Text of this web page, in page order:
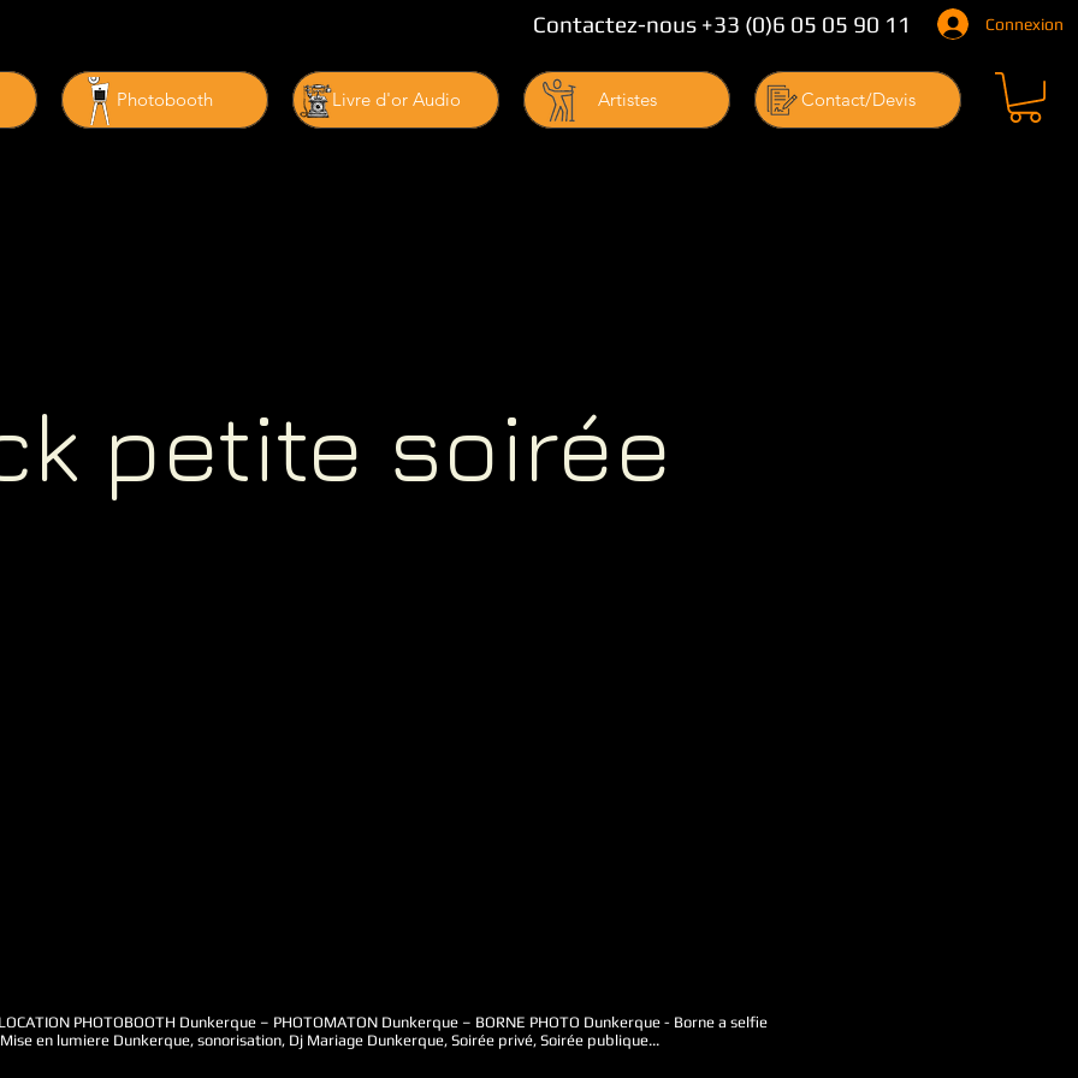
Contactez-nous +33 (0)6 05 05 90 11 Connexion
Photobooth Livre d'or Audio Artistes Contact/Devis
petite soirée
PHOTOBOOTH Dunkerque – PHOTOMATON Dunkerque – BORNE PHOTO Dunkerque - Borne a selfie
en lumiere Dunkerque, sonorisation, Dj Mariage Dunkerque, Soirée privé, Soirée publique...